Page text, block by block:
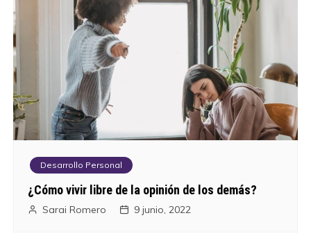
e
n
t
r
a
Desarrollo Personal
¿Cómo vivir libre de la opinión de los demás?
Sarai Romero 9 junio, 2022